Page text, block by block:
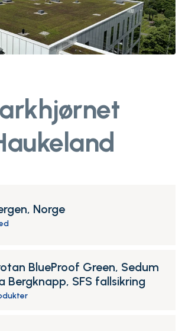
Norge
BlueProof Green, Sedum
Bergknapp, SFS fallsikring